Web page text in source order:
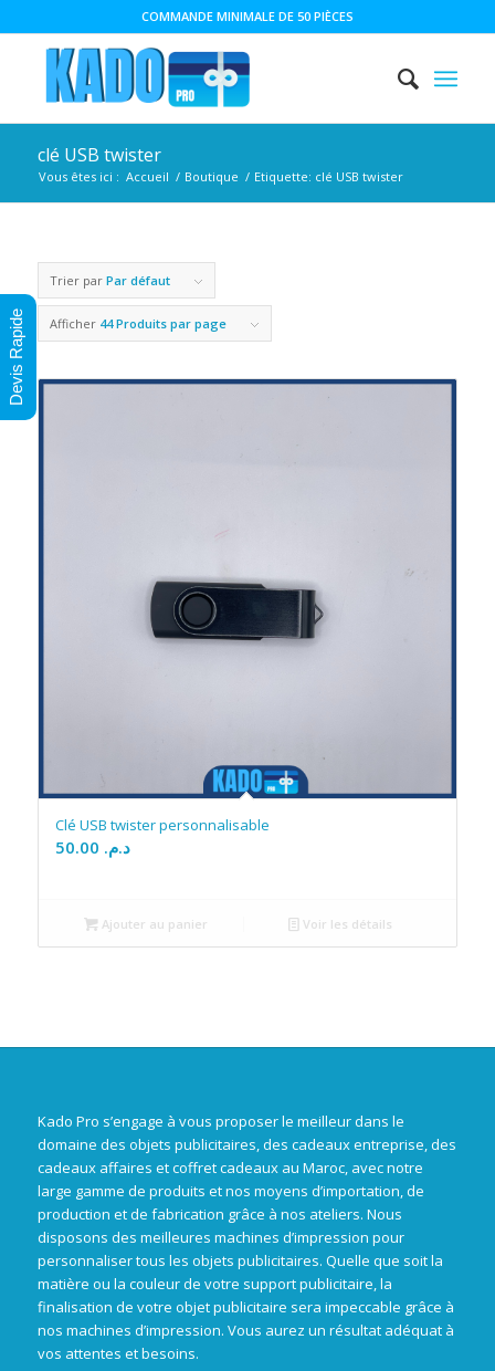
COMMANDE MINIMALE DE 50 PIÈCES
clé USB twister
Vous êtes ici : Accueil / Boutique / Etiquette: clé USB twister
Trier par Par défaut
Afficher 44 Produits par page
Clé USB twister personnalisable
د.م.
Ajouter au panier Voir les détails
Kado Pro s’engage à vous proposer le meilleur dans le
domaine des objets publicitaires, des cadeaux entreprise, des
cadeaux affaires et coffret cadeaux au Maroc, avec notre
large gamme de produits et nos moyens d’importation, de
production et de fabrication grâce à nos ateliers. Nous
disposons des meilleures machines d’impression pour
personnaliser tous les objets publicitaires. Quelle que soit la
matière ou la couleur de votre support publicitaire, la
finalisation de votre objet publicitaire sera impeccable grâce à
nos machines d’impression. Vous aurez un résultat adéquat à
vos attentes et besoins.
Devis Rapide